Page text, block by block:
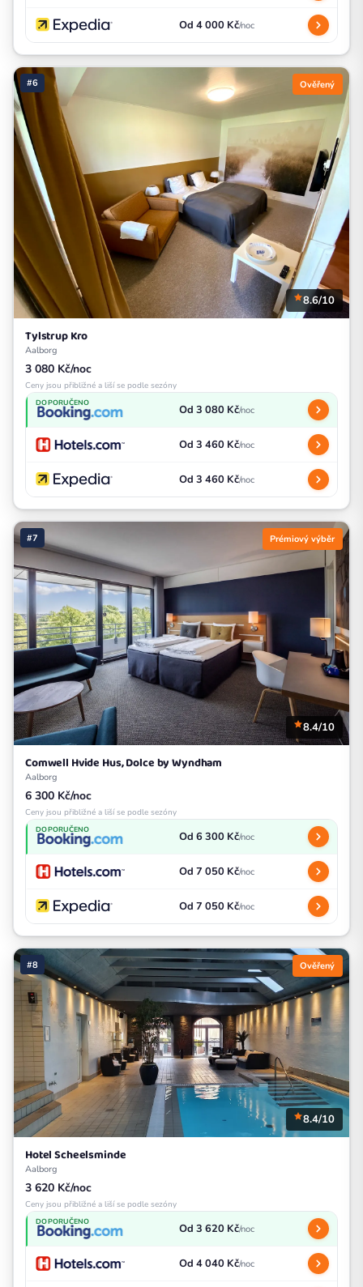
Od 4 000 Kč/noc
#6 Ověřený
8.6/10
Tylstrup Kro
Aalborg
3 080 Kč/noc
Ceny jsou přibližné a liší se podle sezóny
DOPORUČENO Od 3 080 Kč/noc
Od 3 460 Kč/noc
Od 3 460 Kč/noc
#7 Prémiový výběr
8.4/10
Comwell Hvide Hus, Dolce by Wyndham
Aalborg
6 300 Kč/noc
Ceny jsou přibližné a liší se podle sezóny
DOPORUČENO Od 6 300 Kč/noc
Od 7 050 Kč/noc
Od 7 050 Kč/noc
#8 Ověřený
8.4/10
Hotel Scheelsminde
Aalborg
3 620 Kč/noc
Ceny jsou přibližné a liší se podle sezóny
DOPORUČENO Od 3 620 Kč/noc
Od 4 040 Kč/noc